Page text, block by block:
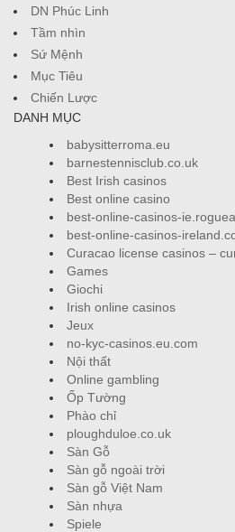
DN Phúc Linh
Tầm nhìn
Sứ Mệnh
Mục Tiêu
Chiến Lược
DANH MỤC
babysitterroma.eu
barnestennisclub.co.uk
Best Irish casinos
Best online casino
best-online-casinos-
best-online-casinos-
Curacao license casinos –
Games
Giochi
Irish online casinos
Jeux
no-kyc-casinos.eu.com
Nội thất
Online gambling
Ốp Tường
Phào chỉ
ploughduloe.co.uk
Sàn Gỗ
Sàn gỗ ngoài trời
Sàn gỗ Việt Nam
Sàn nhựa
Spiele